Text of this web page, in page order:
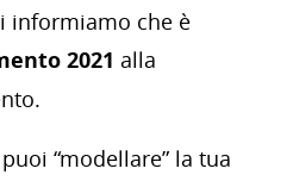
informiamo che è
2021 alla
“modellare” la tua